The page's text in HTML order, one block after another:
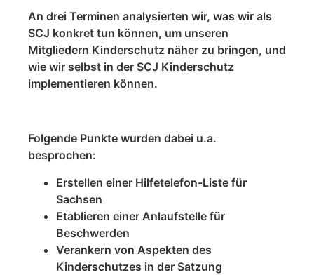
An drei Terminen analysierten wir, was wir als
SCJ konkret tun können, um unseren
Mitgliedern Kinderschutz näher zu bringen, und
wie wir selbst in der SCJ Kinderschutz
implementieren können.
Folgende Punkte wurden dabei u.a.
besprochen:
Erstellen einer Hilfetelefon-Liste für
Sachsen
Etablieren einer Anlaufstelle für
Beschwerden
Verankern von Aspekten des
Kinderschutzes in der Satzung